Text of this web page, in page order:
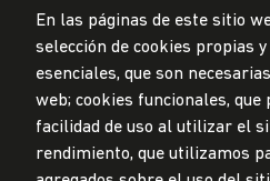
Privacidad de datos personales
Mesa de partes
Todos los derechos reservados
En las páginas de este sitio
selección de cookies propias
esenciales, que son
web; cookies funcionales,
facilidad de uso al utilizar el
rendimiento, que utilizamos